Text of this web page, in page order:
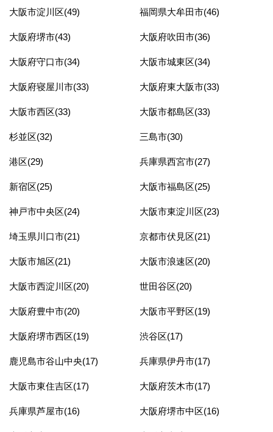
大阪市淀川区(49) 福岡県大牟田市(46)
大阪府堺市(43) 大阪府吹田市(36)
大阪府守口市(34) 大阪市城東区(34)
大阪府寝屋川市(33) 大阪府東大阪市(33)
大阪市西区(33) 大阪市都島区(33)
杉並区(32) 三島市(30)
港区(29) 兵庫県西宮市(27)
新宿区(25) 大阪市福島区(25)
神戸市中央区(24) 大阪市東淀川区(23)
埼玉県川口市(21) 京都市伏見区(21)
大阪市旭区(21) 大阪市浪速区(20)
大阪市西淀川区(20) 世田谷区(20)
大阪府豊中市(20) 大阪市平野区(19)
大阪府堺市西区(19) 渋谷区(17)
鹿児島市谷山中央(17) 兵庫県伊丹市(17)
大阪市東住吉区(17) 大阪府茨木市(17)
兵庫県芦屋市(16) 大阪府堺市中区(16)